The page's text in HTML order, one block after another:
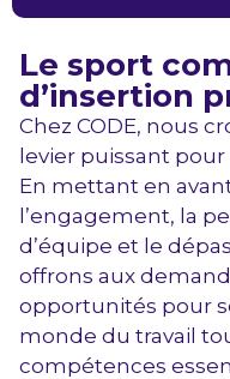
Le sport
d’insertion
Chez CODE, nous
levier puissant
En mettant en
l’engagement, la
d’équipe et le
offrons aux
opportunités pour
monde du travail
compétences